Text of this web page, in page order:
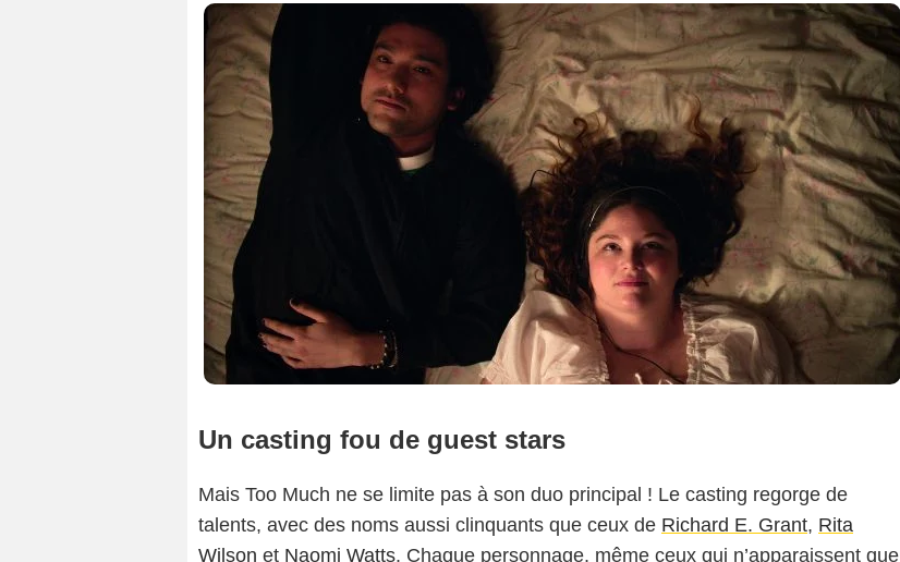
Un casting fou de guest stars
Mais Too Much ne se limite pas à son duo principal ! Le casting regorge de
talents, avec des noms aussi clinquants que ceux de Richard E. Grant, Rita
Wilson et Naomi Watts. Chaque personnage, même ceux qui n’apparaissent que
Netflix